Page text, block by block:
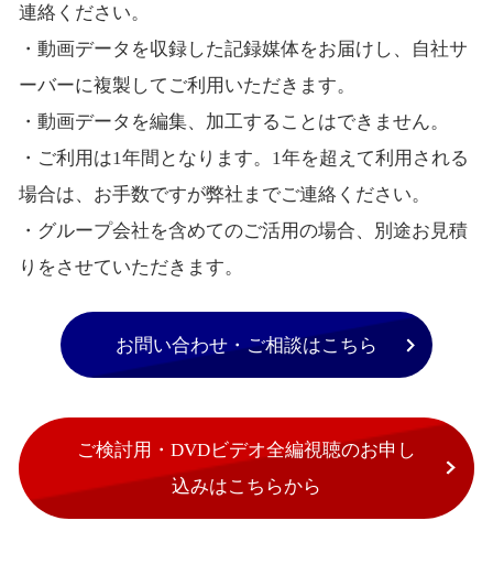
連絡ください。
・動画データを収録した記録媒体をお届けし、自社サ
ーバーに複製してご利用いただきます。
・動画データを編集、加工することはできません。
・ご利用は1年間となります。1年を超えて利用される
場合は、お手数ですが弊社までご連絡ください。
・グループ会社を含めてのご活用の場合、別途お見積
りをさせていただきます。
お問い合わせ・ご相談はこちら
ご検討用・DVDビデオ全編視聴のお申し
込みはこちらから